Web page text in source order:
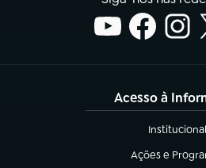
Acesso à
Institucional
(abre em
Ações e
(abre em nova